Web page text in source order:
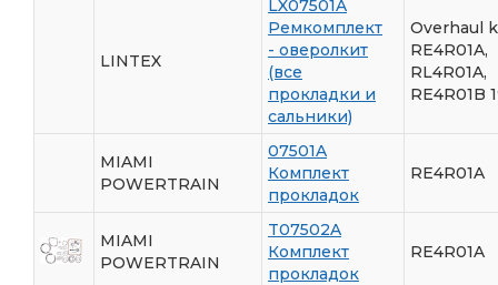
LINTEX
LX07501A
Ремкомплект
- оверолкит
(все
прокладки и
сальники)
Overhaul
RE4R01A,
RL4R01A,
RE4R01B
MIAMI
POWERTRAIN
07501A
Комплект
прокладок
RE4R01A
MIAMI
POWERTRAIN
T07502A
Комплект
прокладок
RE4R01A